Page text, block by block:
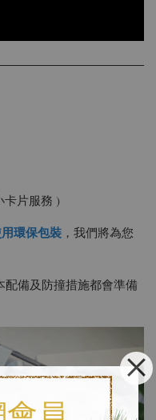
卡片服務 )
環保包裝 ，我們將為您
備及防撞措施都會準備